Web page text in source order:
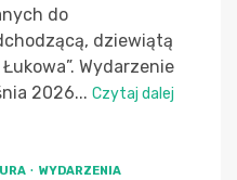
do
dziewiątą
Wydarzenie
2026... Czytaj dalej
WYDARZENIA